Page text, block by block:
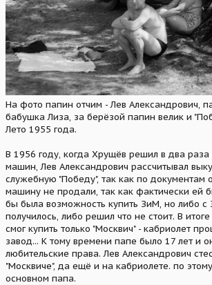
На фото папин отчим - Лев Александрович,
бабушка Лиза, за берёзой папин велик и
Лето 1955 года.
В 1956 году, когда Хрущёв решил в два раза
машин, Лев Александрович рассчитывал
служебную "Победу", так как по документам
машину не продали, так как фактически ей
бы была возможность купить ЗиМ, но либо
получилось, либо решил что не стоит. В
смог купить только "Москвич" - кабриолет
завод... К тому времени папе было 17 лет и
любительские права. Лев Александрович
"Москвиче", да ещё и на кабриолете. по
основном папа.